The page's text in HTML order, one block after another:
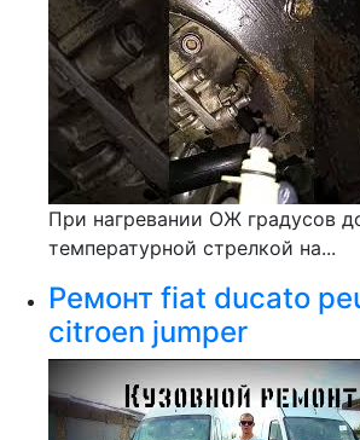
При нагревании ОЖ градусов
температурной стрелкой на...
Ремонт fiat ducato
citroen jumper